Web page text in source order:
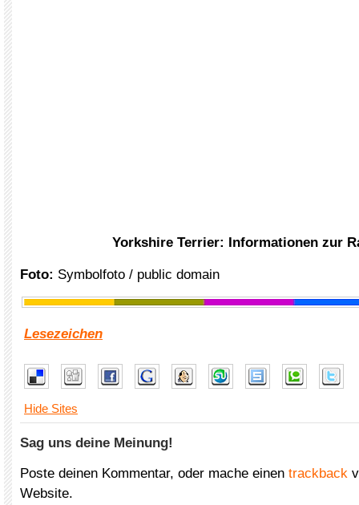
Yorkshire Terrier: Informationen zur
Foto: Symbolfoto / public domain
Lesezeichen
Hide Sites
Sag uns deine Meinung!
Poste deinen Kommentar, oder mache einen trackback
Website.